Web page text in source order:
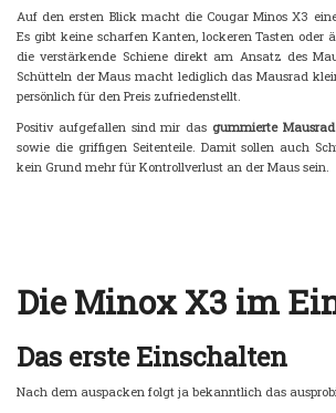
Auf den ersten Blick macht die Cougar Minos X3
Es gibt keine scharfen Kanten, lockeren Tasten oder
die verstärkende Schiene direkt am Ansatz des
Schütteln der Maus macht lediglich das Mausrad
persönlich für den Preis zufriedenstellt.
Positiv aufgefallen sind mir das gummierte
sowie die griffigen Seitenteile. Damit sollen auch
kein Grund mehr für Kontrollverlust an der Maus sein.
Die Minox X3 im
Das erste Einschalten
Nach dem auspacken folgt ja bekanntlich das